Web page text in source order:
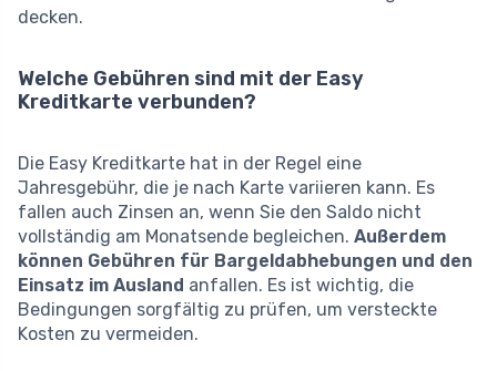
decken.
Welche Gebühren sind mit der Easy
Kreditkarte verbunden?
Die Easy Kreditkarte hat in der Regel eine
Jahresgebühr, die je nach Karte variieren kann. Es
fallen auch Zinsen an, wenn Sie den Saldo nicht
vollständig am Monatsende begleichen. Außerdem
können Gebühren für Bargeldabhebungen und den
Einsatz im Ausland anfallen. Es ist wichtig, die
Bedingungen sorgfältig zu prüfen, um versteckte
Kosten zu vermeiden.